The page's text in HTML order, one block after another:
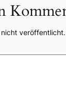
veröffentlicht.